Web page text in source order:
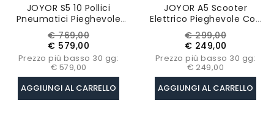
JOYOR S5 10 Pollici
Pneumatici Pieghevole
Scooter Elettrico.
Batteria Al Litio Da 48V
13Ah 18650, Motore DC
Brushless Da 600W
Prezzo
base
€ 769,00Prezzo
€ 579,00
Prezzo più basso 30 gg:
€ 579,00
AGGIUNGI AL CARRELLO
JOYOR A5 Scooter
Elettrico Pieghevole Con
Pneumatici Da 8 Pollici -
Motore Da 350W E
Batteria Da 36V 13Ah
Prezzo
base
€ 299,00Prezzo
€ 249,00
Prezzo più basso 30 gg:
€ 249,00
AGGIUNGI AL CARRELLO